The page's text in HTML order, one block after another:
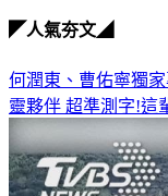
◤人氣夯文◢
何潤東、曹佑寧獨
靈夥伴 超準測字!這